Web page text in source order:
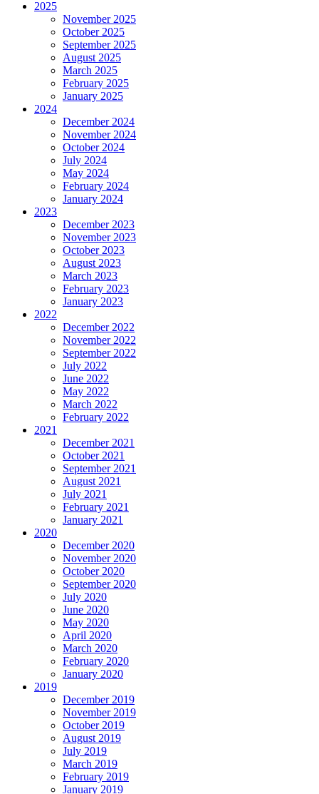
2025
November 2025
October 2025
September 2025
August 2025
March 2025
February 2025
January 2025
2024
December 2024
November 2024
October 2024
July 2024
May 2024
February 2024
January 2024
2023
December 2023
November 2023
October 2023
August 2023
March 2023
February 2023
January 2023
2022
December 2022
November 2022
September 2022
July 2022
June 2022
May 2022
March 2022
February 2022
2021
December 2021
October 2021
September 2021
August 2021
July 2021
February 2021
January 2021
2020
December 2020
November 2020
October 2020
September 2020
July 2020
June 2020
May 2020
April 2020
March 2020
February 2020
January 2020
2019
December 2019
November 2019
October 2019
August 2019
July 2019
March 2019
February 2019
January 2019